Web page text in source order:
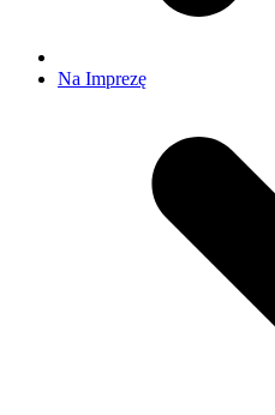
Na Imprezę